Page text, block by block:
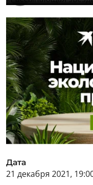
Дата
21 декабря 2021,